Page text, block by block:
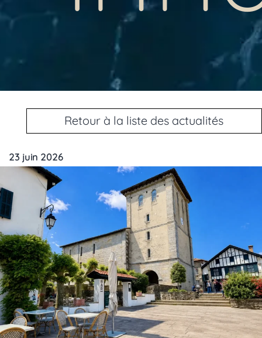
Retour à la liste des actualités
23 juin 2026